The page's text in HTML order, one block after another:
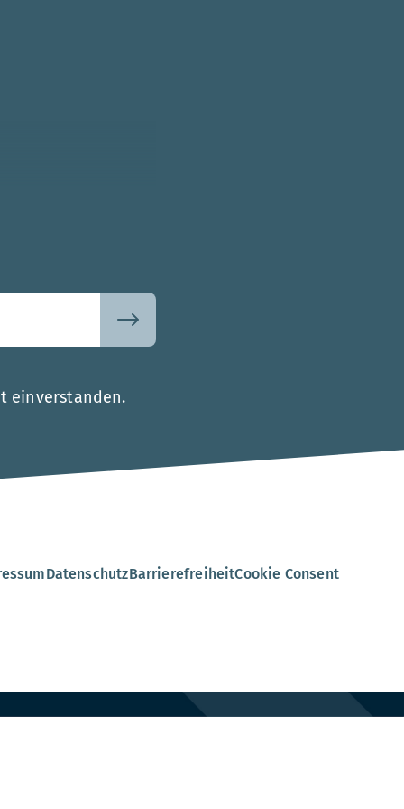
einverstanden.
DatenschutzBarrierefreiheitCookie Consent